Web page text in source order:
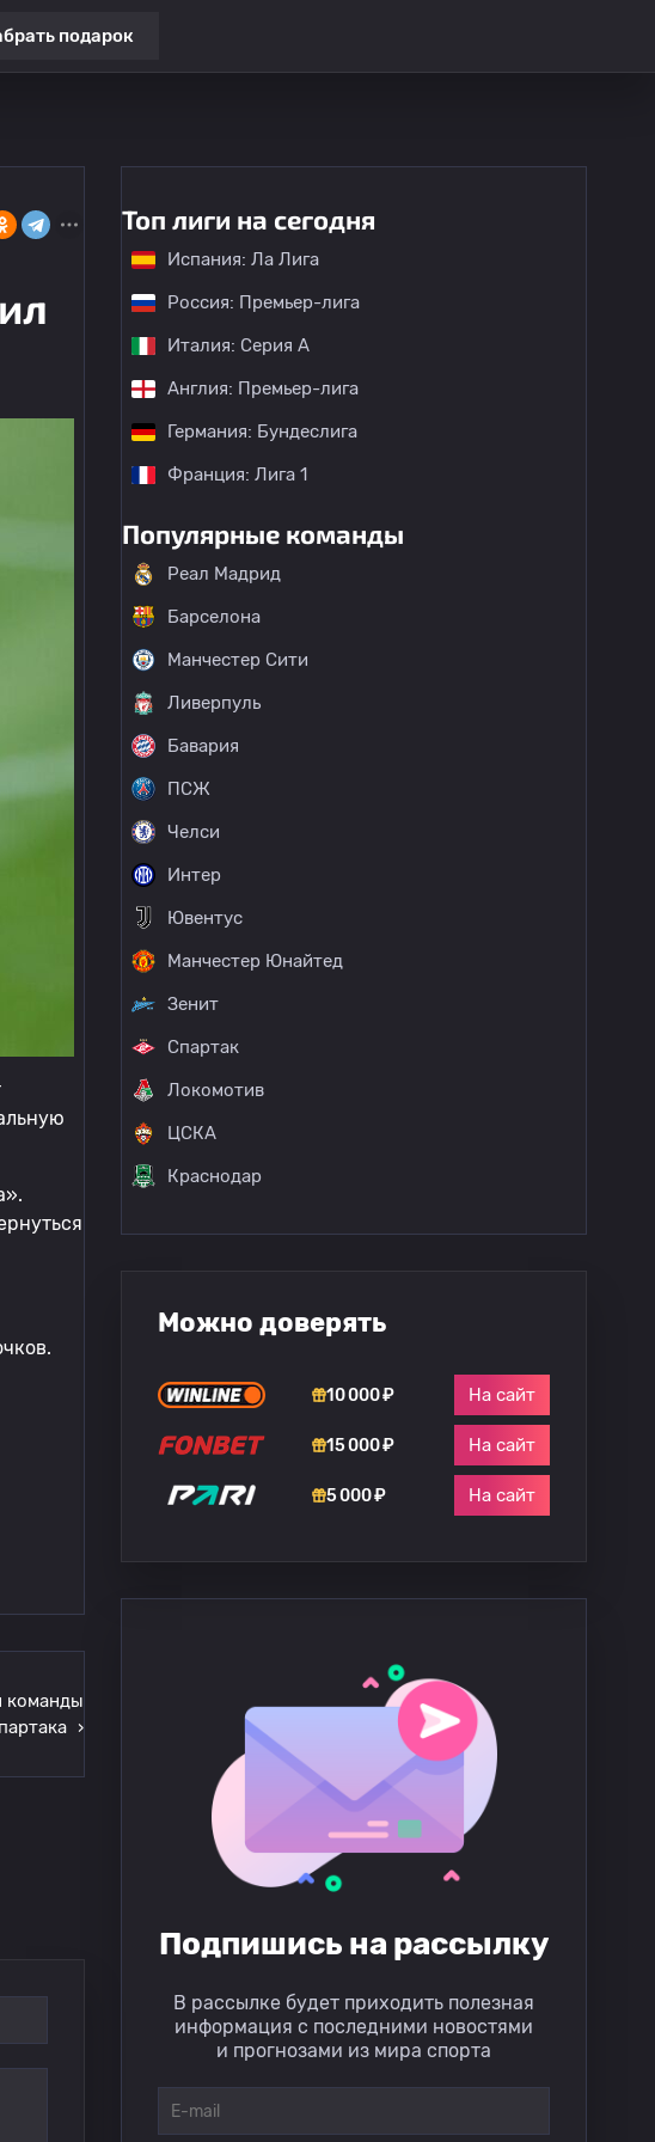
подарок
команды
›
Топ лиги на сегодня
Испания: Ла Лига
Россия: Премьер-лига
Италия: Серия А
Англия: Премьер-лига
Германия: Бундеслига
Франция: Лига 1
Популярные команды
Реал Мадрид
Барселона
Манчестер Сити
Ливерпуль
Бавария
ПСЖ
Челси
Интер
Ювентус
Манчестер Юнайтед
Зенит
Спартак
Локомотив
ЦСКА
Краснодар
Можно доверять
10 000 ₽ На сайт
15 000 ₽ На сайт
5 000 ₽ На сайт
Подпишись на рассылку
В рассылке будет приходить полезная
информация с последними новостями
и прогнозами из мира спорта